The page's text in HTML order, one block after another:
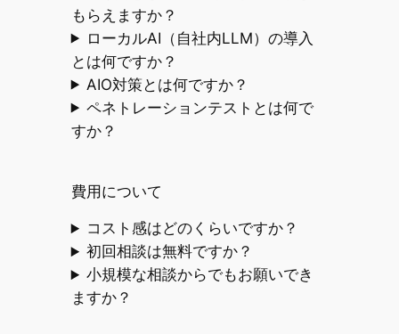
もらえますか？
ローカルAI（自社内LLM）の導入
とは何ですか？
AIO対策とは何ですか？
ペネトレーションテストとは何で
すか？
費用について
コスト感はどのくらいですか？
初回相談は無料ですか？
小規模な相談からでもお願いでき
ますか？